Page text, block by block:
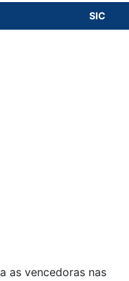
SIC
as vencedoras nas